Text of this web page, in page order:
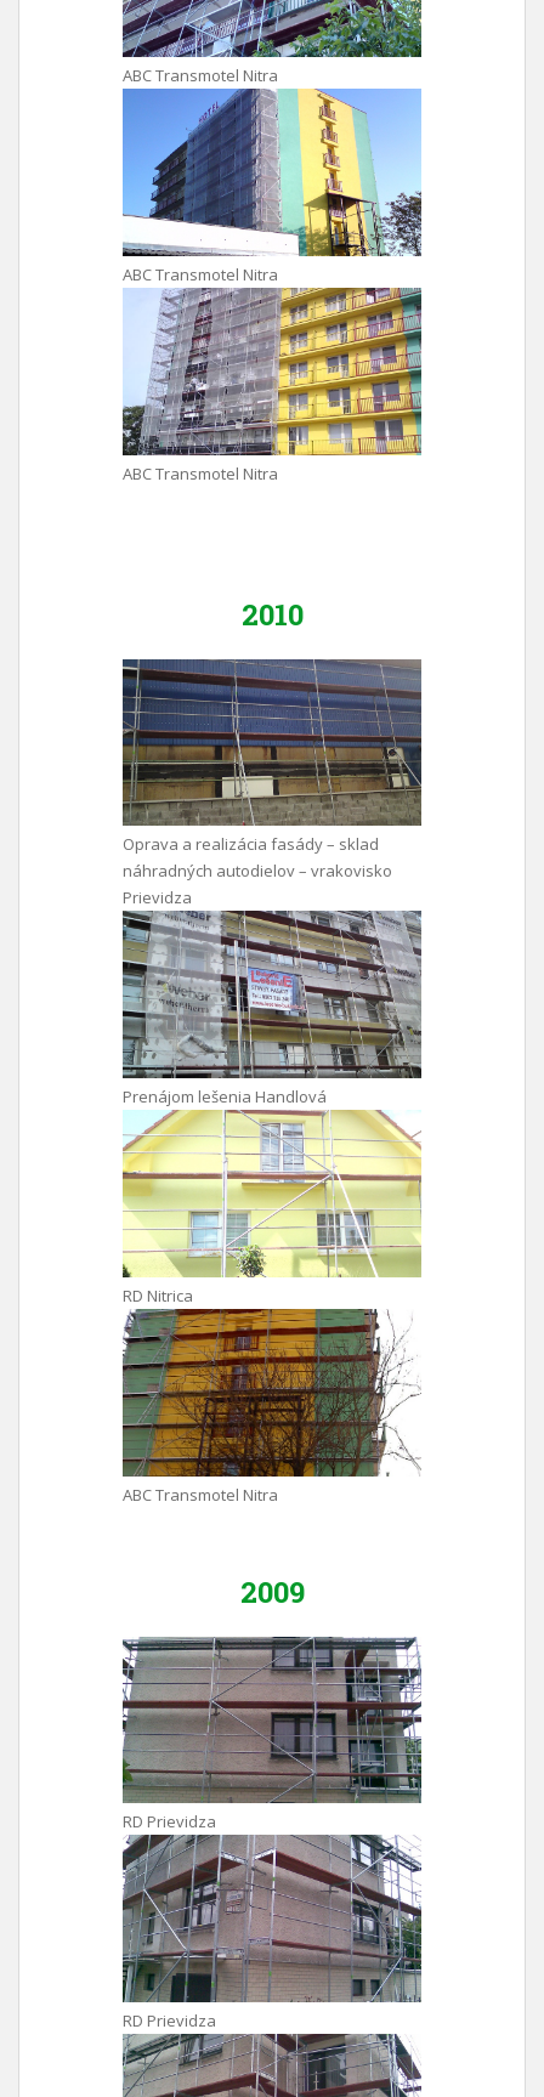
ABC Transmotel Nitra
ABC Transmotel Nitra
ABC Transmotel Nitra
2010
Oprava a realizácia fasády – sklad
náhradných autodielov – vrakovisko
Prievidza
Prenájom lešenia Handlová
RD Nitrica
ABC Transmotel Nitra
2009
RD Prievidza
RD Prievidza